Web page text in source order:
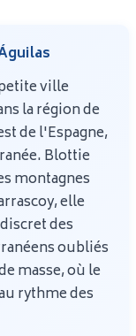
ville
la région de
de l'Espagne,
Blottie
montagnes
elle
des
oubliés
masse, où le
rythme des